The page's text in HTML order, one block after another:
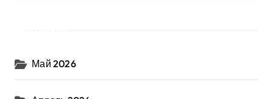
Май 2026